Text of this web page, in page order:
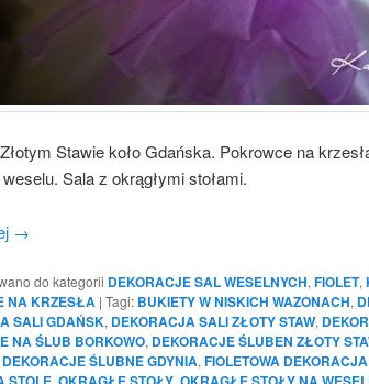
Stawie koło Gdańska. Pokrowce na
Sala z okrągłymi stołami.
→
do kategorii DEKORACJE SAL WESELNYCH, FIOLET,
NA KRZESŁA | Tagi: BUKIETY W NISKICH WAZONACH,
SALI GDAŃSK, DEKORACJA SALI ZŁOTY STAW,
NA ŚLUB BORKOWO, DEKORACJE ŚLUBEN ZŁOTY
DEKORACJE ŚLUBNE GDYNIA, FIOLETOWA